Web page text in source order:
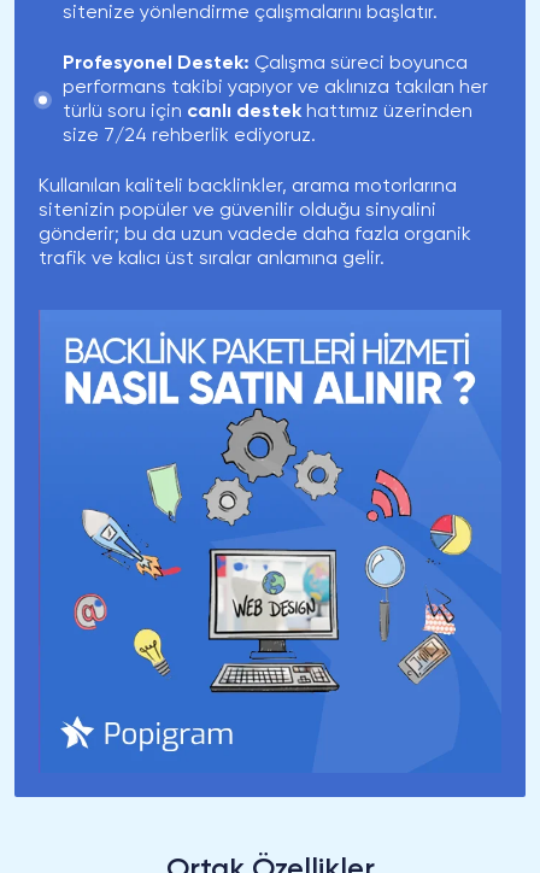
sitenize yönlendirme çalışmalarını başlatır.
Profesyonel Destek: Çalışma süreci boyunca
performans takibi yapıyor ve aklınıza takılan her
türlü soru için canlı destek hattımız üzerinden
size 7/24 rehberlik ediyoruz.
Kullanılan kaliteli backlinkler, arama motorlarına
sitenizin popüler ve güvenilir olduğu sinyalini
gönderir; bu da uzun vadede daha fazla organik
trafik ve kalıcı üst sıralar anlamına gelir.